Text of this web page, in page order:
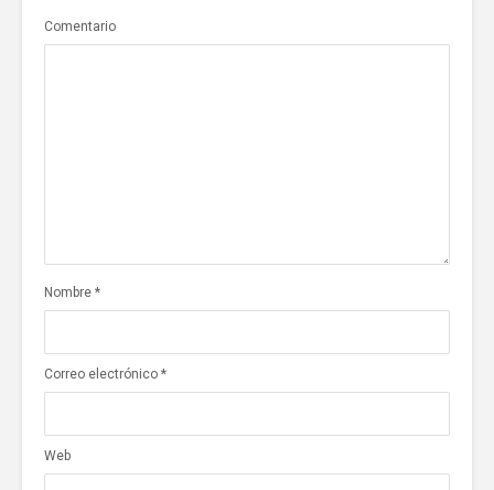
Comentario
Nombre *
Correo electrónico *
Web